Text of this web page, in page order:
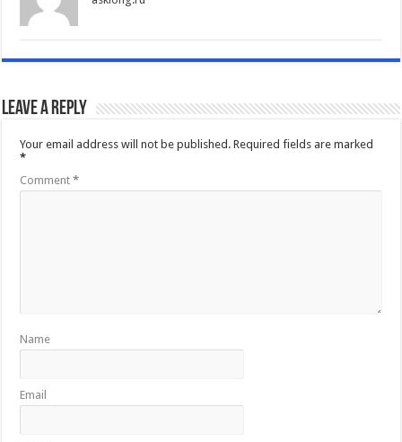
Leave a Reply
Your email address will not be published. Required fields are marked
*
Comment*
Name
Email